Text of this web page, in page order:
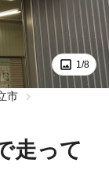
1/8
市
走って